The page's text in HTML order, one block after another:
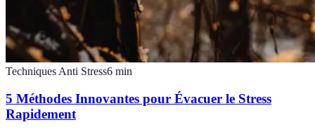
Techniques Anti Stress6 min
5 Méthodes Innovantes pour Évacuer le Stress
Rapidement